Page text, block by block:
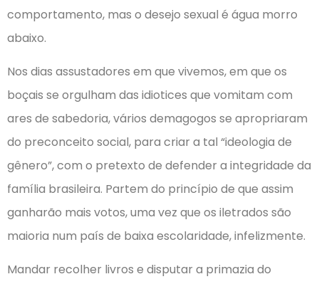
comportamento, mas o desejo sexual é água morro
abaixo.
Nos dias assustadores em que vivemos, em que os
boçais se orgulham das idiotices que vomitam com
ares de sabedoria, vários demagogos se apropriaram
do preconceito social, para criar a tal “ideologia de
gênero”, com o pretexto de defender a integridade da
família brasileira. Partem do princípio de que assim
ganharão mais votos, uma vez que os iletrados são
maioria num país de baixa escolaridade, infelizmente.
Mandar recolher livros e disputar a primazia do